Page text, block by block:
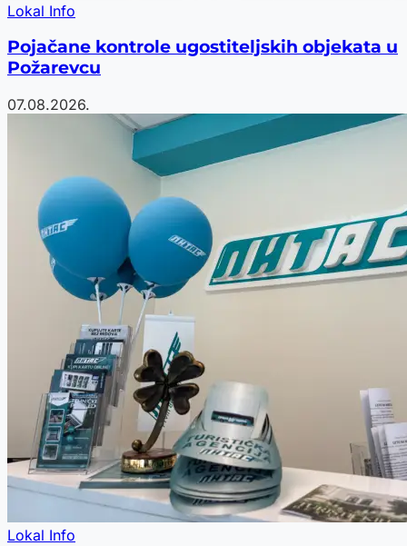
Lokal Info
Pojačane kontrole ugostiteljskih objekata u
Požarevcu
07.08.2026.
Lokal Info